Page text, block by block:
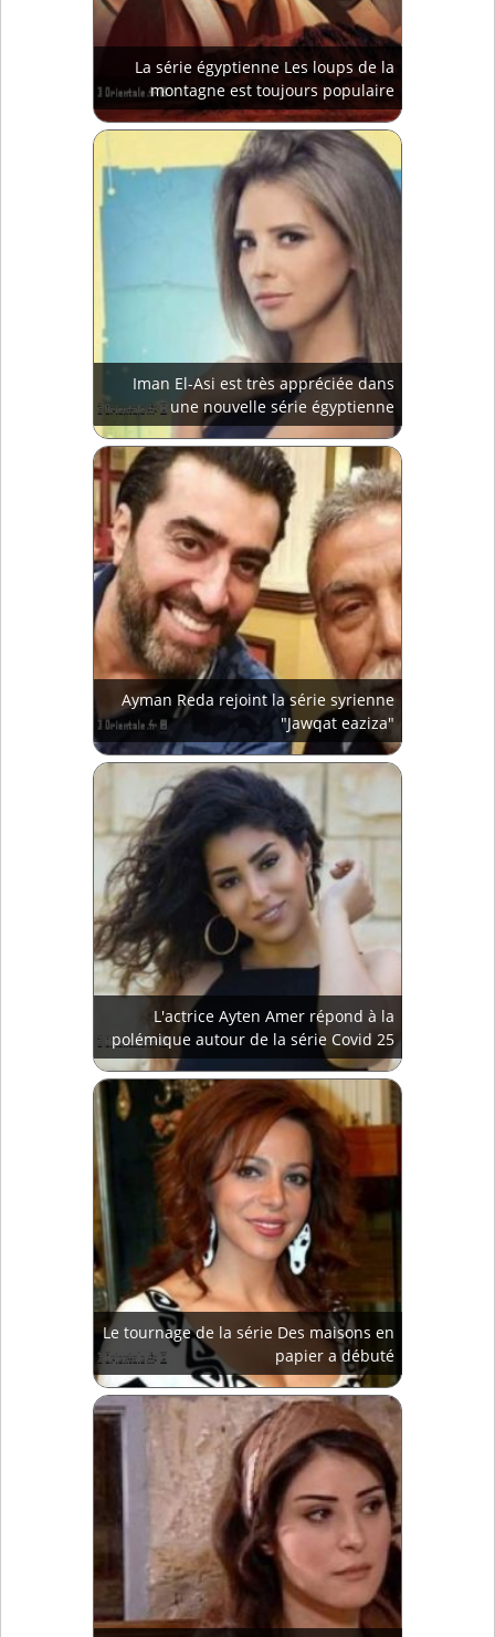
La série égyptienne Les loups de la
montagne est toujours populaire
Iman El-Asi est très appréciée dans
une nouvelle série égyptienne
Ayman Reda rejoint la série syrienne
"Jawqat eaziza"
L'actrice Ayten Amer répond à la
polémique autour de la série Covid 25
Le tournage de la série Des maisons en
papier a débuté